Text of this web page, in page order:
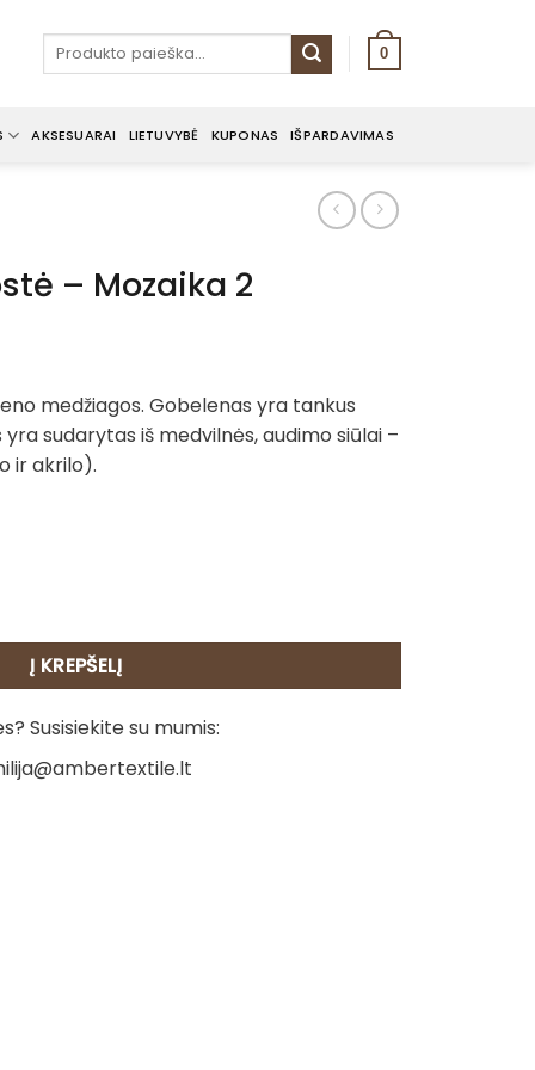
Ieškoti: 0
AKSESUARAI LIETUVYBĖ KUPONAS IŠPARDAVIMAS
– Mozaika 2
medžiagos. Gobelenas yra tankus
sudarytas iš medvilnės, audimo siūlai –
ir akrilo).
Į KREPŠELĮ
Susisiekite su mumis: